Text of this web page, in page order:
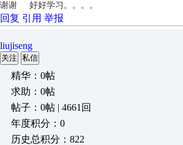
谢谢 好好学习。。。。
回复 引用 举报
liujiseng
关注 私信
精华：0帖
求助：0帖
帖子：0帖 | 4661回
年度积分：0
历史总积分：822